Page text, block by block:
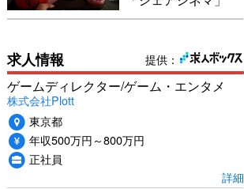
提供：
求人情報
ゲームディレクター/ゲーム・エンタメ
株式会社Plott
東京都
年収500万円～800万円
正社員
詳細